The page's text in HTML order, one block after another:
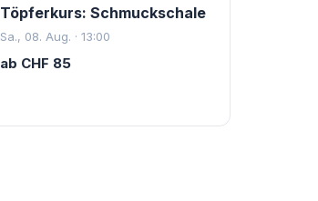
Töpferkurs: Schmuckschale
Sa., 08. Aug. · 13:00
ab CHF 85